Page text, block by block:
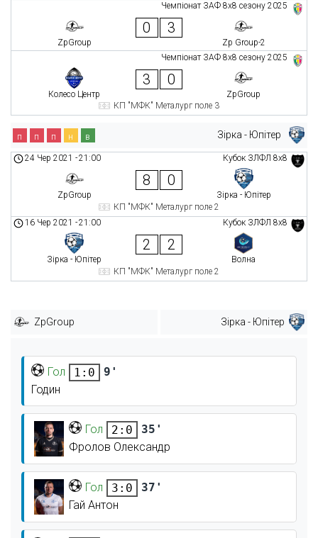
Чемпіонат ЗАФ 8x8 сезону 2025
ZpGroup
0 3
Zp Group-2
Чемпіонат ЗАФ 8x8 сезону 2025
Колесо Центр
3 0
ZpGroup
КП "МФК" Металург поле 3
Зірка - Юпітер
п п п н в
Кубок ЗЛФЛ 8х8
24 Чер 2021 -21:00
ZpGroup
8 0
Зірка - Юпітер
КП "МФК" Металург поле 2
Кубок ЗЛФЛ 8х8
16 Чер 2021 -21:00
Зірка - Юпітер
2 2
Волна
КП "МФК" Металург поле 2
ZpGroup Зірка - Юпітер
Гол 1:0
9'
Годин
Гол 2:0
35'
Фролов Олександр
Гол 3:0
37'
Гай Антон